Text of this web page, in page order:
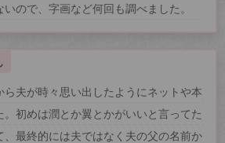
ので、字画など何回も調べました。
夫が時々思い出したようにネットや本
。初めは潤とか翼とかがいいと言ってた
、最終的には夫ではなく夫の父の名前か